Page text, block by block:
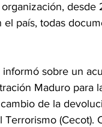
desde
país, todas
informó sobre un
Maduro
de la
Terrorismo (Cecot).